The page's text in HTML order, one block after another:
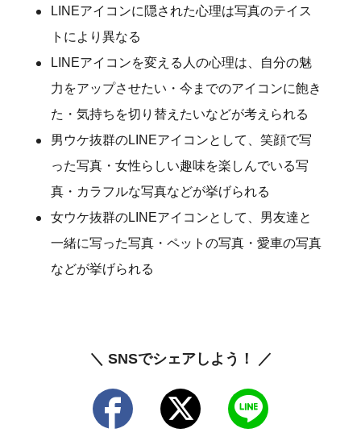
LINEアイコンに隠された心理は写真のテイス
トにより異なる
LINEアイコンを変える人の心理は、自分の魅
力をアップさせたい・今までのアイコンに飽き
た・気持ちを切り替えたいなどが考えられる
男ウケ抜群のLINEアイコンとして、笑顔で写
った写真・女性らしい趣味を楽しんでいる写
真・カラフルな写真などが挙げられる
女ウケ抜群のLINEアイコンとして、男友達と
一緒に写った写真・ペットの写真・愛車の写真
などが挙げられる
＼ SNSでシェアしよう！ ／